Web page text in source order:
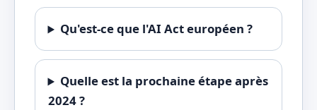
Qu'est-ce que l'AI Act européen ?
Quelle est la prochaine étape après
2024 ?